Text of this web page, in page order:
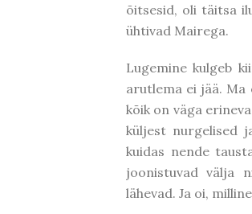
õitsesid, oli täitsa
ühtivad Mairega.
Lugemine kulgeb
arutlema ei jää. Ma
kõik on väga
küljest nurgelised
kuidas nende
joonistuvad välja
lähevad. Ja oi,